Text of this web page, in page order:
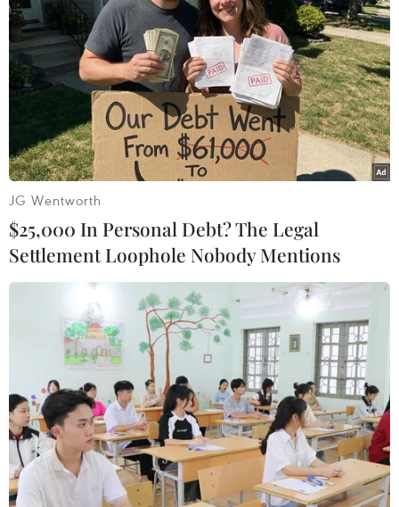
Thời tiết ở các tỉnh Bắc Bộ chuyển xấu, mưa xuất
hiện trên diện rộng, vùng núi khả năng có những
điểm mưa to, kèm nguy cơ dông sét và gió giật
mạnh.
Ảnh minh họa. (Nguồn: TTXVN)
Theo Trung tâm Dự báo Khí tượng Thủy văn
Trung ương, đêm 12/6, bão số 1 đã đổ bộ vào
JG Wentworth
$25,000 In Personal Debt? The Legal
Settlement Loophole Nobody Mentions